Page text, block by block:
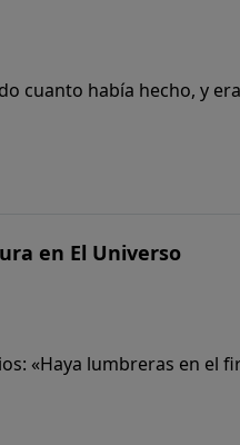
cuanto había hecho, y
en El Universo
«Haya lumbreras en el
para las estaciones, los